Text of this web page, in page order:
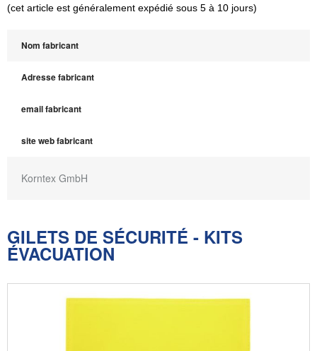
(cet article est généralement expédié sous 5 à 10 jours)
Nom fabricant
Adresse fabricant
email fabricant
site web fabricant
Korntex GmbH
GILETS DE SÉCURITÉ - KITS
ÉVACUATION